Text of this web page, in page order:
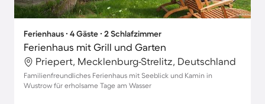
Ferienhaus ∙ 4 Gäste ∙ 2 Schlafzimmer
Ferienhaus mit Grill und Garten
Priepert, Mecklenburg-Strelitz, Deutschland
Familienfreundliches Ferienhaus mit Seeblick und Kamin in
Wustrow für erholsame Tage am Wasser